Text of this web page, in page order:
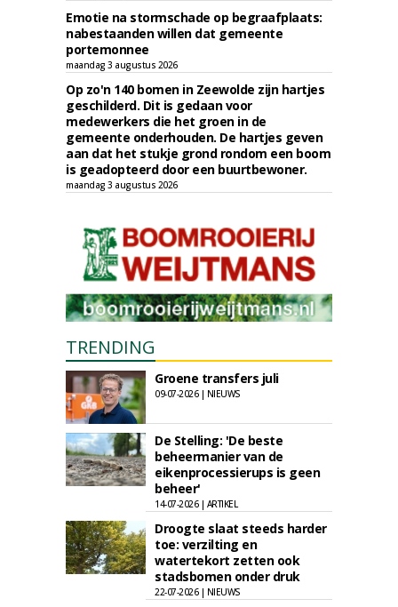
Emotie na stormschade op begraafplaats:
nabestaanden willen dat gemeente
portemonnee
maandag 3 augustus 2026
Op zo'n 140 bomen in Zeewolde zijn hartjes
geschilderd. Dit is gedaan voor
medewerkers die het groen in de
gemeente onderhouden. De hartjes geven
aan dat het stukje grond rondom een boom
is geadopteerd door een buurtbewoner.
maandag 3 augustus 2026
TRENDING
Groene transfers juli
09-07-2026 | NIEUWS
De Stelling: 'De beste
beheermanier van de
eikenprocessierups is geen
beheer'
14-07-2026 | ARTIKEL
Droogte slaat steeds harder
toe: verzilting en
watertekort zetten ook
stadsbomen onder druk
22-07-2026 | NIEUWS